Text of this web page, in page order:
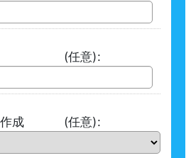
トル (任意):
の作成 (任意):